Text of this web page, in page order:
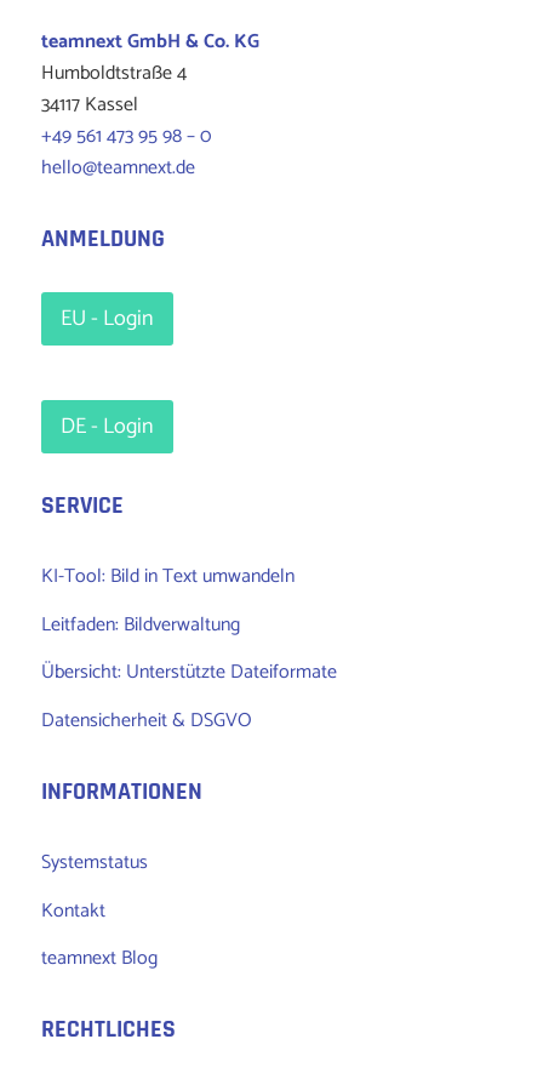
teamnextGmbH & Co. KG
Humboldtstraße 4
34117 Kassel
+49 561 473 95 98 – 0
hello@teamnext.de
ANMELDUNG
EU - Login
DE - Login
SERVICE
KI-Tool: Bild in Text umwandeln
Leitfaden: Bildverwaltung
Übersicht: Unterstützte Dateiformate
Datensicherheit & DSGVO
INFORMATIONEN
Systemstatus
Kontakt
teamnext Blog
RECHTLICHES